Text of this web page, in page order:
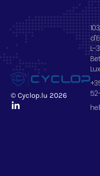
© Cyclop.lu 2026
L-